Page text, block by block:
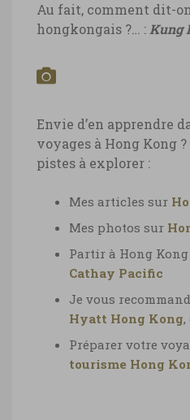
Marie-Ange_Ostre-
Au fait, comment dit-on
hongkongais ?… : Kung
Envie d’en apprendre
voyages à Hong Kong
pistes à explorer :
Mes articles sur
Mes photos sur
Partir à Hong
Cathay Pacific
Je vous
Hyatt Hong Kong,
Préparer votre
tourisme Hong